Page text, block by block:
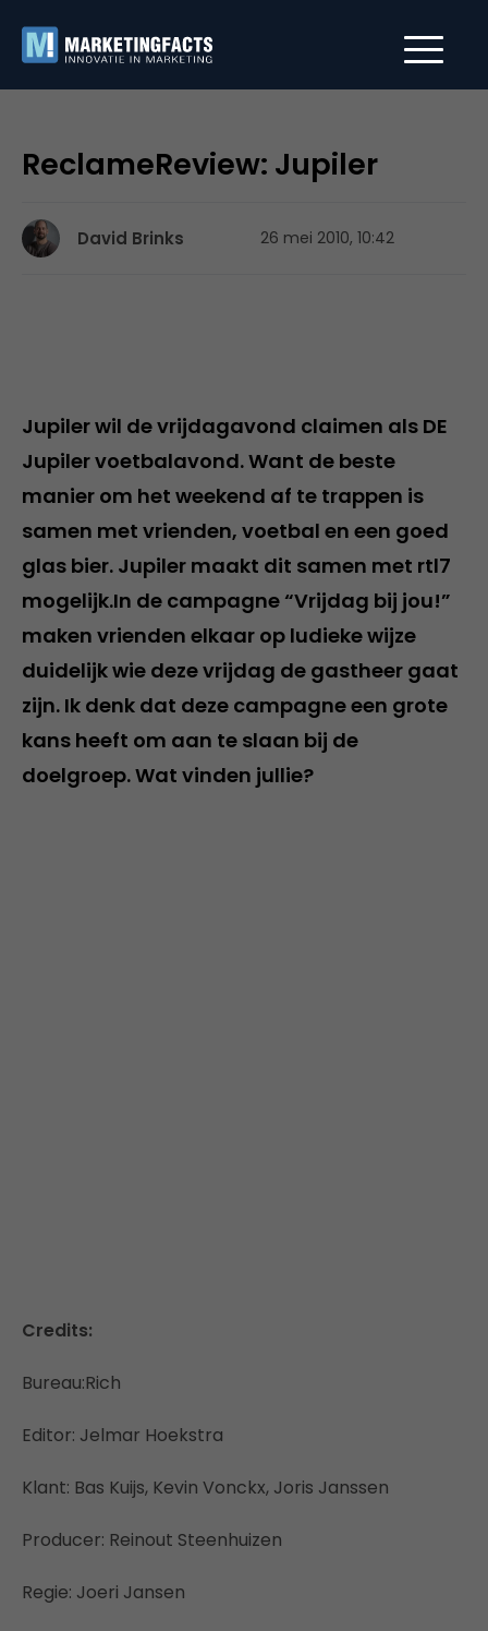
ReclameReview: Jupiler
David Brinks 26 mei 2010, 10:42
Jupiler wil de vrijdagavond claimen als DE
Jupiler voetbalavond. Want de beste
manier om het weekend af te trappen is
samen met vrienden, voetbal en een goed
glas bier. Jupiler maakt dit samen met rtl7
mogelijk.In de campagne “Vrijdag bij jou!”
maken vrienden elkaar op ludieke wijze
duidelijk wie deze vrijdag de gastheer gaat
zijn. Ik denk dat deze campagne een grote
kans heeft om aan te slaan bij de
doelgroep. Wat vinden jullie?
Credits:
Bureau:Rich
Editor: Jelmar Hoekstra
Klant: Bas Kuijs, Kevin Vonckx, Joris Janssen
Producer: Reinout Steenhuizen
Regie: Joeri Jansen